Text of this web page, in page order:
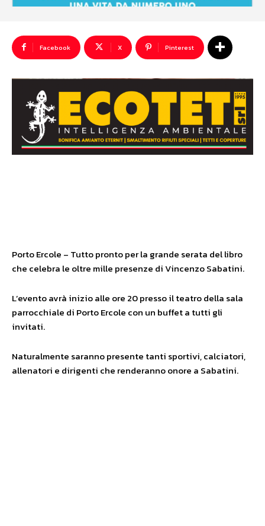
Facebook X Pinterest
Porto Ercole – Tutto pronto per la grande serata del libro
che celebra le oltre mille presenze di Vincenzo Sabatini.
L’evento avrà inizio alle ore 20 presso il teatro della sala
parrocchiale di Porto Ercole con un buffet a tutti gli
invitati.
Naturalmente saranno presente tanti sportivi, calciatori,
allenatori e dirigenti che renderanno onore a Sabatini.